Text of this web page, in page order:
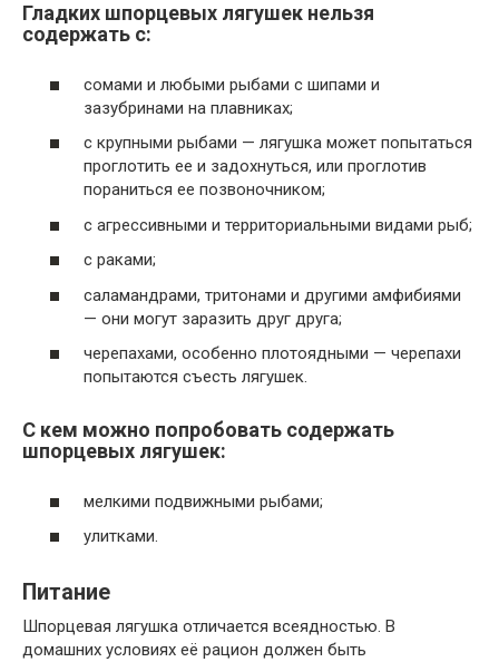
Гладких шпорцевых лягушек нельзя
содержать с:
сомами и любыми рыбами с шипами и
зазубринами на плавниках;
с крупными рыбами — лягушка может попытаться
проглотить ее и задохнуться, или проглотив
пораниться ее позвоночником;
с агрессивными и территориальными видами рыб;
с раками;
саламандрами, тритонами и другими амфибиями
— они могут заразить друг друга;
черепахами, особенно плотоядными — черепахи
попытаются съесть лягушек.
С кем можно попробовать содержать
шпорцевых лягушек:
мелкими подвижными рыбами;
улитками.
Питание
Шпорцевая лягушка отличается всеядностью. В
домашних условиях её рацион должен быть